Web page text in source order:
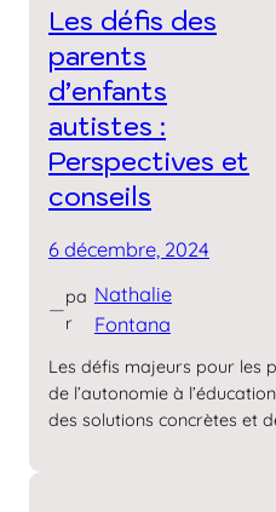
Les défis des
parents
d’enfants
autistes :
Perspectives et
conseils
6 décembre, 2024
—
pa
r
Nathalie
Fontana
Les défis majeurs pour les
de l’autonomie à
des solutions concrètes et